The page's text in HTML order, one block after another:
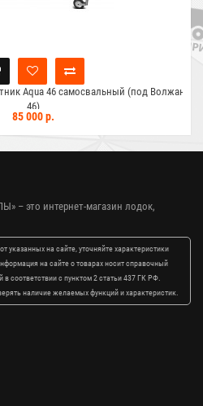
Aqua 46 самосвальный (под Волжанка
46)
85 000 р.
– это интернет-магазин лодок,
указанных на сайте, уточняйте характеристики
на сайте о товарах носит справочный
в соответствии с пунктом 2 статьи 437 ГК РФ.
наличие желаемых функций и характеристик.